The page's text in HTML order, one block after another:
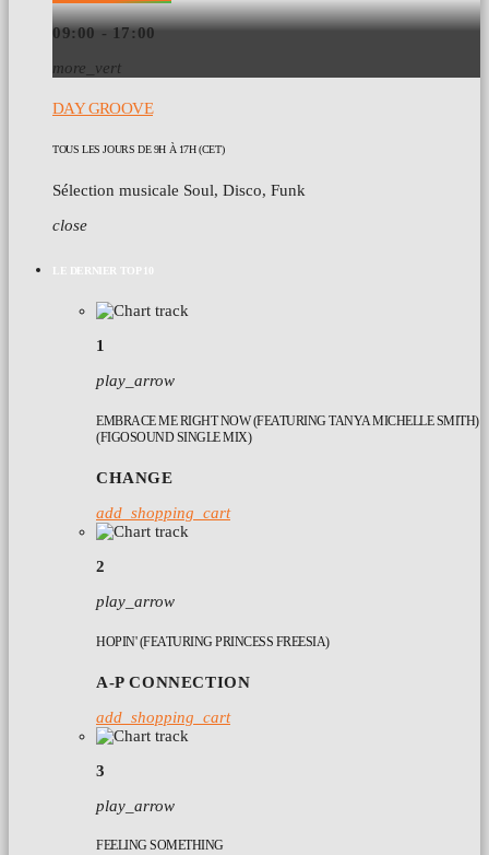
09:00 - 17:00
more_vert
DAY GROOVE
TOUS LES JOURS DE 9H À 17H (CET)
Sélection musicale Soul, Disco, Funk
close
LE DERNIER TOP 10
1
play_arrow
EMBRACE ME RIGHT NOW (FEATURING TANYA MICHELLE SMITH)
(FIGOSOUND SINGLE MIX)
CHANGE
add_shopping_cart
2
play_arrow
HOPIN' (FEATURING PRINCESS FREESIA)
A-P CONNECTION
add_shopping_cart
3
play_arrow
FEELING SOMETHING